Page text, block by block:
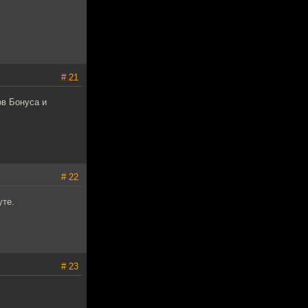
# 21
Бонуса и
# 22
# 23